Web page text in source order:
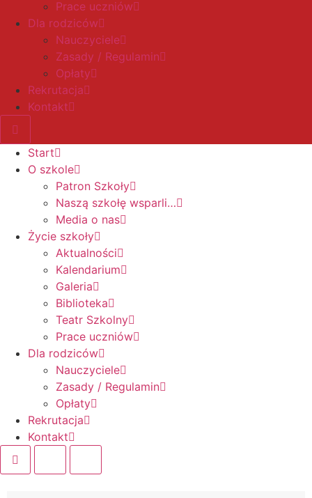
Prace uczniów
Dla rodziców
Nauczyciele
Zasady / Regulamin
Opłaty
Rekrutacja
Kontakt
Start
O szkole
Patron Szkoły
Naszą szkołę wsparli…
Media o nas
Życie szkoły
Aktualności
Kalendarium
Galeria
Biblioteka
Teatr Szkolny
Prace uczniów
Dla rodziców
Nauczyciele
Zasady / Regulamin
Opłaty
Rekrutacja
Kontakt